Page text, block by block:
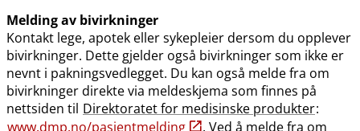
Melding av bivirkninger
Kontakt lege, apotek eller sykepleier dersom du opplever
bivirkninger. Dette gjelder også bivirkninger som ikke er
nevnt i pakningsvedlegget. Du kan også melde fra om
bivirkninger direkte via meldeskjema som finnes på
nettsiden til Direktoratet for medisinske produkter:
www.dmp.no​/​pasientmelding
. Ved å melde fra om